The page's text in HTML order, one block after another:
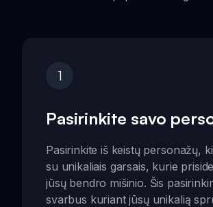
1
Pasirinkite savo
Pasirinkite iš keistų personažų,
su unikaliais garsais, kurie
jūsų bendro mišinio. Šis
svarbus kuriant jūsų unikalią